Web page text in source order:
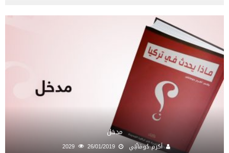
مدخل
أكرم دُومَانْلِي 26/01/2019